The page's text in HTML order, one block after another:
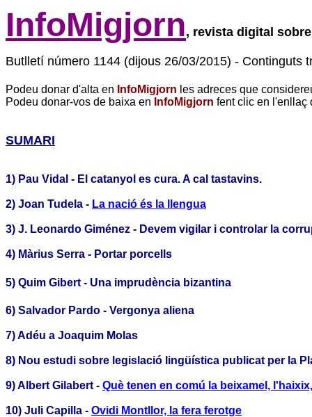
InfoMigjorn, revista digital
Butlletí número 1144 (dijous 26/03/2015) - Continguts
Podeu donar d'alta en InfoMigjorn les adreces que
Podeu donar-vos de baixa en InfoMigjorn fent clic en l'enllaç
SUMARI
1) Pau Vidal - El catanyol es cura.A cal tastavins.
2) Joan Tudela - La nació és la llengua
3) J. Leonardo Giménez - Devem vigilar i controlar la
4) Màrius Serra - Portar porcells
5) Quim Gibert - Una imprudència bizantina
6) Salvador Pardo - Vergonya aliena
7) Adéu a Joaquim Molas
8) Nou estudi sobre legislació lingüística publicat per la
9)Albert Gilabert - Què tenen en comú la beixamel,
10) Juli Capilla - Ovidi Montllor, la fera ferotge